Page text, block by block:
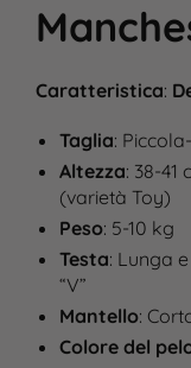
Caratteristica:
Taglia:
Altezza: 38-
(varietà Toy)​
Peso: 5-10 kg​
Testa: Lunga
“V”​
Mantello:
Colore del